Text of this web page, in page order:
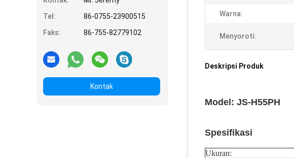
Tel:
86-0755-23900515
Faks:
86-755-82779102
Kontak
Warna:
Menyoroti:
Deskripsi Produk
Model: JS-H55PH
Spesifikasi
Ukuran: